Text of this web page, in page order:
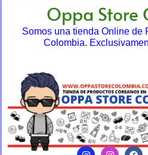
Oppa Store
Somos una tienda Online de
Colombia.